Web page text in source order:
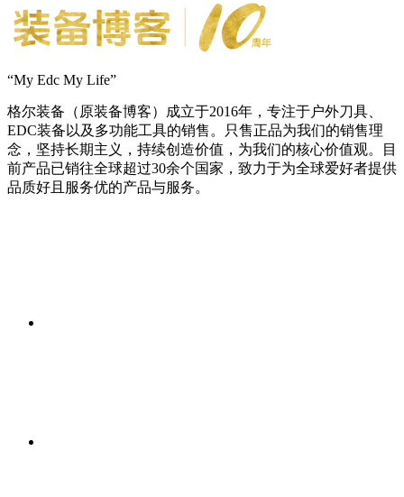
“My Edc My Life”
格尔装备（原装备博客）成立于2016年，专注于户外刀具、
EDC装备以及多功能工具的销售。只售正品为我们的销售理
念，坚持长期主义，持续创造价值，为我们的核心价值观。目
前产品已销往全球超过30余个国家，致力于为全球爱好者提供
品质好且服务优的产品与服务。